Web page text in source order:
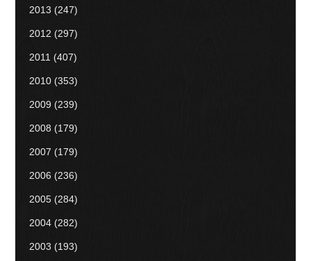
2013 (247)
2012 (297)
2011 (407)
2010 (353)
2009 (239)
2008 (179)
2007 (179)
2006 (236)
2005 (284)
2004 (282)
2003 (193)